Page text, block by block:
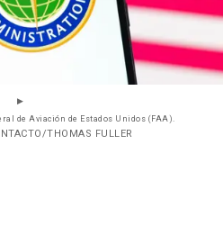
de Aviación de Estados Unidos (FAA).
THOMAS FULLER